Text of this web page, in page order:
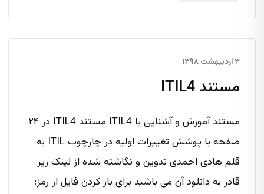
۳ اردیبهشت ۱۳۹۸
مستند ITIL4
مستند آموزش و آشنایی با ITIL4 مستند ITIL4 در ۲۴
صفحه با پوشش تغییرات اولیه در چارچوب ITIL به
قلم هادی احمدی تدوین و نگاشته شده از لینک زیر
قادر به دانلود آن می باشید برای باز کردن فایل از رمز: